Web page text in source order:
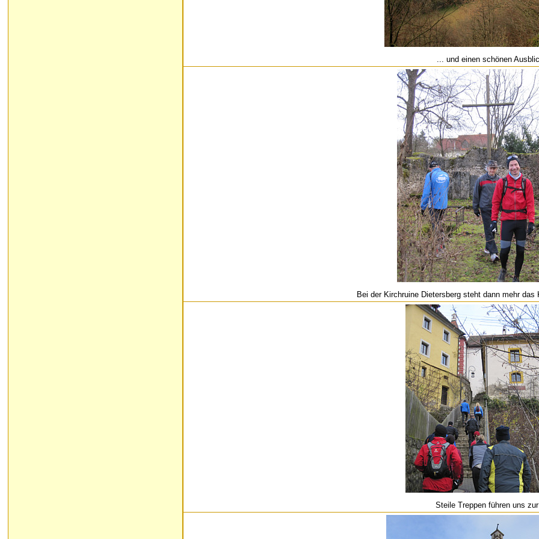
... und einen schönen
Bei der Kirchruine Dietersberg steht dann mehr das
Steile Treppen führen uns